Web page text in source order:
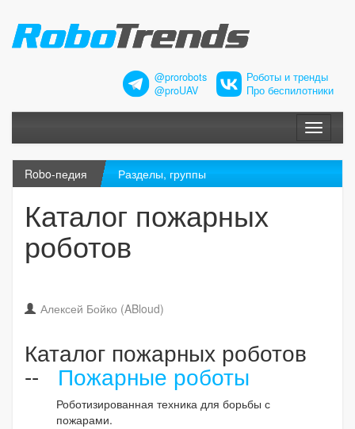
@prorobots
@proUAV
Роботы и тренды
Про беспилотники
Меню
Robo-педия Разделы, группы
Каталог пожарных
роботов
Алексей Бойко (ABloud)
Каталог пожарных роботов
-- Пожарные роботы
Роботизированная техника для борьбы с
пожарами.